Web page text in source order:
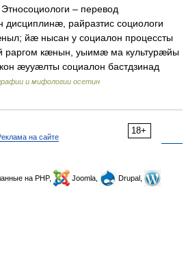
– перевод
дисциплинæ, райразтис социологи
йæ нысан у социалон процессты
раргом кæнын, уыимæ ма культурæйы
æууæлты социалон бастдзинад
и мифологии осетин
18+
на сайте
на PHP, Joomla,
Drupal,